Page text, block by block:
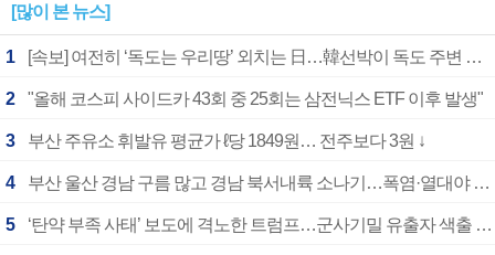
[많이 본 뉴스]
1 [속보] 여전히 ‘독도는 우리땅’ 외치는 日…韓선박이 독도 주변 해양조사 활동하자 반발
2 "올해 코스피 사이드카 43회 중 25회는 삼전닉스 ETF 이후 발생"
3 부산 주유소 휘발유 평균가 ℓ당 1849원… 전주보다 3원 ↓
4 부산 울산 경남 구름 많고 경남 북서내륙 소나기…폭염·열대야 계속
5 ‘탄약 부족 사태’ 보도에 격노한 트럼프…군사기밀 유출자 색출 지시